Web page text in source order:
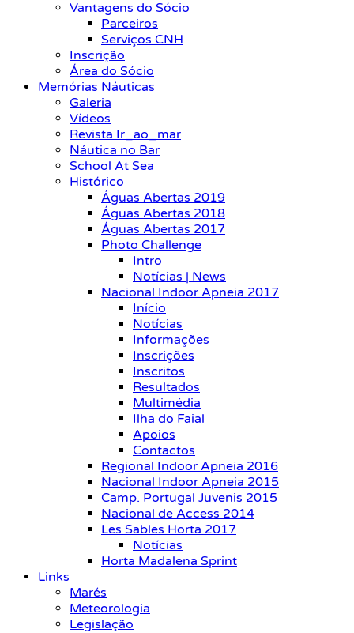
Vantagens do Sócio
Parceiros
Serviços CNH
Inscrição
Área do Sócio
Memórias Náuticas
Galeria
Vídeos
Revista Ir_ao_mar
Náutica no Bar
School At Sea
Histórico
Águas Abertas 2019
Águas Abertas 2018
Águas Abertas 2017
Photo Challenge
Intro
Notícias | News
Nacional Indoor Apneia 2017
Início
Notícias
Informações
Inscrições
Inscritos
Resultados
Multimédia
Ilha do Faial
Apoios
Contactos
Regional Indoor Apneia 2016
Nacional Indoor Apneia 2015
Camp. Portugal Juvenis 2015
Nacional de Access 2014
Les Sables Horta 2017
Notícias
Horta Madalena Sprint
Links
Marés
Meteorologia
Legislação